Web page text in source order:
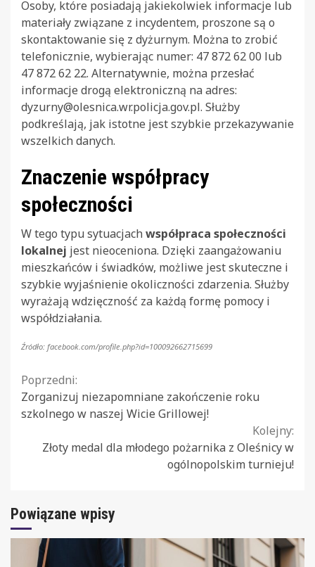
Osoby, które posiadają jakiekolwiek informacje lub
materiały związane z incydentem, proszone są o
skontaktowanie się z dyżurnym. Można to zrobić
telefonicznie, wybierając numer: 47 872 62 00 lub
47 872 62 22. Alternatywnie, można przesłać
informacje drogą elektroniczną na adres:
dyzurny@olesnica.wr.policja.gov.pl. Służby
podkreślają, jak istotne jest szybkie przekazywanie
wszelkich danych.
Znaczenie współpracy
społeczności
W tego typu sytuacjach współpraca społeczności
lokalnej jest nieoceniona. Dzięki zaangażowaniu
mieszkańców i świadków, możliwe jest skuteczne i
szybkie wyjaśnienie okoliczności zdarzenia. Służby
wyrażają wdzięczność za każdą formę pomocy i
współdziałania.
Źródło: facebook.com/profile.php?id=100092662715699
Continue
Reading
Poprzedni:
Zorganizuj niezapomniane zakończenie roku
szkolnego w naszej Wicie Grillowej!
Kolejny:
Złoty medal dla młodego pożarnika z Oleśnicy w
ogólnopolskim turnieju!
Powiązane wpisy